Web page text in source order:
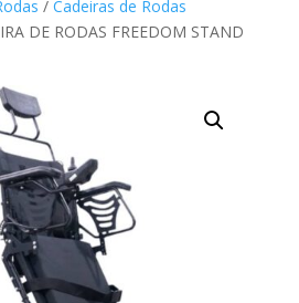
/ Cadeiras de Rodas
DE RODAS FREEDOM STAND